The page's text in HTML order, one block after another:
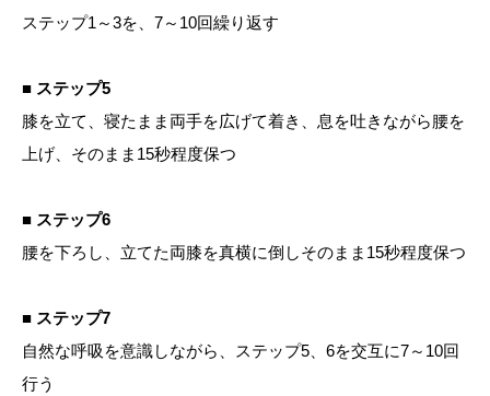
ステップ1～3を、7～10回繰り返す
■ ステップ5
膝を立て、寝たまま両手を広げて着き、息を吐きながら腰を
上げ、そのまま15秒程度保つ
■ ステップ6
腰を下ろし、立てた両膝を真横に倒しそのまま15秒程度保つ
■ ステップ7
自然な呼吸を意識しながら、ステップ5、6を交互に7～10回
行う